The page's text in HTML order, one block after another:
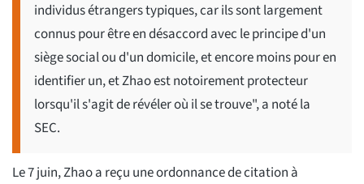
individus étrangers typiques, car ils sont largement
connus pour être en désaccord avec le principe d'un
siège social ou d'un domicile, et encore moins pour en
identifier un, et Zhao est notoirement protecteur
lorsqu'il s'agit de révéler où il se trouve", a noté la
SEC.
Le 7 juin, Zhao a reçu une ordonnance de citation à